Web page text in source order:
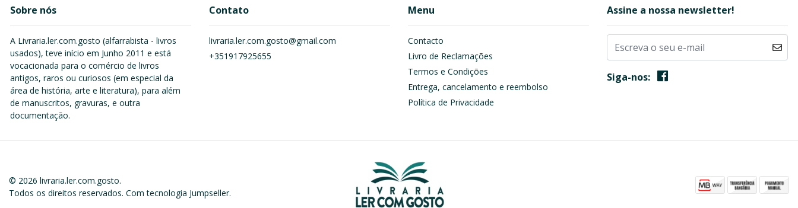
Sobre nós
A Livraria.ler.com.gosto (alfarrabista - livros
usados), teve início em Junho 2011 e está
vocacionada para o comércio de livros
antigos, raros ou curiosos (em especial da
área de história, arte e literatura), para além
de manuscritos, gravuras, e outra
documentação.
Contato
livraria.ler.com.gosto@gmail.com
+351917925655
Menu
Contacto
Livro de Reclamações
Termos e Condições
Entrega, cancelamento e reembolso
Política de Privacidade
Assine a nossa newsletter!
Siga-nos:
© 2026 livraria.ler.com.gosto.
Todos os direitos reservados. Com tecnologia Jumpseller.